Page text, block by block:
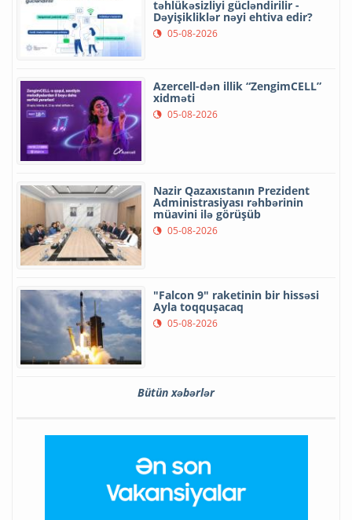
təhlükəsizliyi gücləndirilir -
Dəyişikliklər nəyi ehtiva edir?
05-08-2026
Azercell-dən illik “ZengimCELL”
xidməti
05-08-2026
Nazir Qazaxıstanın Prezident
Administrasiyası rəhbərinin
müavini ilə görüşüb
05-08-2026
"Falcon 9" raketinin bir hissəsi
Ayla toqquşacaq
05-08-2026
Bütün xəbərlər